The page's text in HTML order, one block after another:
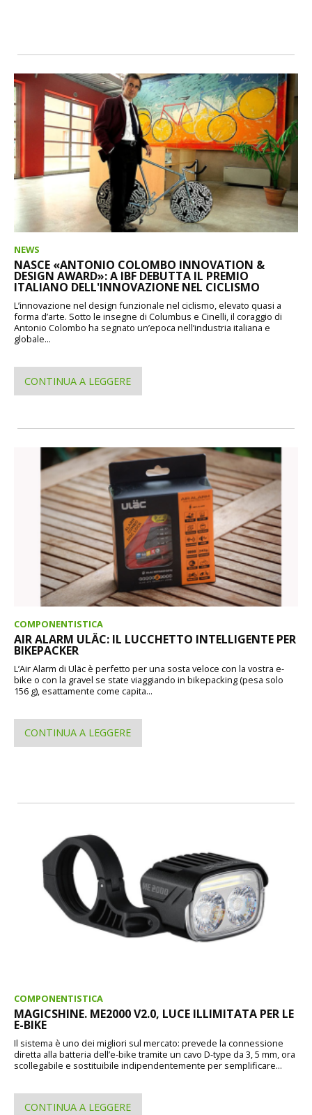
NEWS
NASCE «ANTONIO COLOMBO INNOVATION &
DESIGN AWARD»: A IBF DEBUTTA IL PREMIO
ITALIANO DELL'INNOVAZIONE NEL CICLISMO
L’innovazione nel design funzionale nel ciclismo, elevato quasi a
forma d’arte. Sotto le insegne di Columbus e Cinelli, il coraggio di
Antonio Colombo ha segnato un’epoca nell’industria italiana e
globale...
CONTINUA A LEGGERE
COMPONENTISTICA
AIR ALARM ULÄC: IL LUCCHETTO INTELLIGENTE PER
BIKEPACKER
L’Air Alarm di Uläc è perfetto per una sosta veloce con la vostra e-
bike o con la gravel se state viaggiando in bikepacking (pesa solo
156 g), esattamente come capita...
CONTINUA A LEGGERE
COMPONENTISTICA
MAGICSHINE. ME2000 V2.0, LUCE ILLIMITATA PER LE
E-BIKE
Il sistema è uno dei migliori sul mercato: prevede la connessione
diretta alla batteria dell’e-bike tramite un cavo D-type da 3, 5 mm, ora
scollegabile e sostituibile indipendentemente per semplificare...
CONTINUA A LEGGERE